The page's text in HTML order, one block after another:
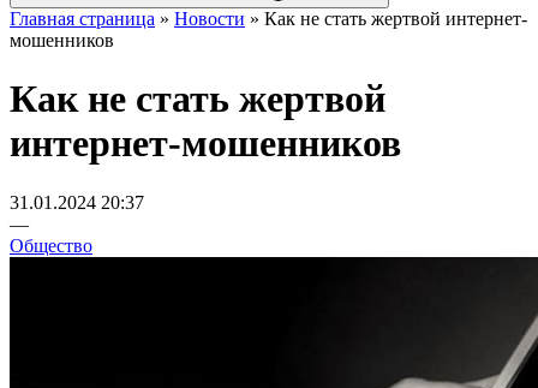
Главная страница » Новости » Как не стать жертвой интернет-
мошенников
Как не стать жертвой
интернет-мошенников
31.01.2024 20:37
—
Общество